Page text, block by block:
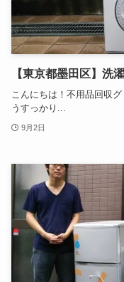
【東京都墨田区】洗
こんにちは！不用品回収
うすっかり...
9月2日